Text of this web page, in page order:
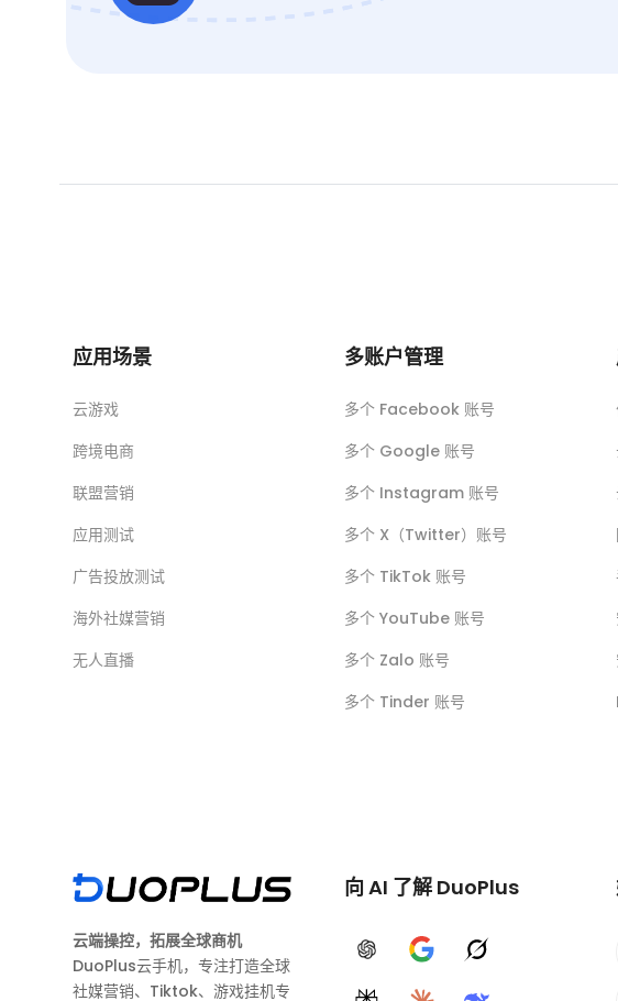
应用场景
云游戏
跨境电商
联盟营销
应用测试
广告投放测试
海外社媒营销
无人直播
多账户管理
多个 Facebook 账号
多个 Google 账号
多个 Instagram 账号
多个 X（Twitter）账号
多个 TikTok 账号
多个 YouTube 账号
多个 Zalo 账号
多个 Tinder 账号
云端操控，拓展全球商机
DuoPlus云手机，专注打造全球
社媒营销、Tiktok、游戏挂机专
向 AI 了解 DuoPlus
ChatGPTGoogle AIGrok